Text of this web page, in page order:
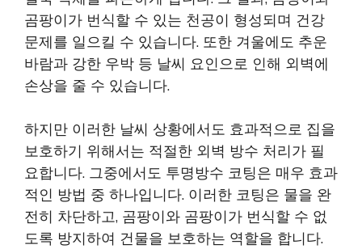
곰팡이가 번식할 수 있는 천공이 형성되며 건강
문제를 일으킬 수 있습니다. 또한 겨울에도 추운
바람과 강한 우박 등 날씨 요인으로 인해 외벽에
손상을 줄 수 있습니다.
하지만 이러한 날씨 상황에서도 효과적으로 집을
보호하기 위해서는 적절한 외벽 방수 처리가 필
요합니다. 그중에서도 투명방수 코팅은 매우 효과
적인 방법 중 하나입니다. 이러한 코팅은 물을 완
전히 차단하고, 곰팡이와 곰팡이가 번식할 수 없
도록 방지하여 건물을 보호하는 역할을 합니다.